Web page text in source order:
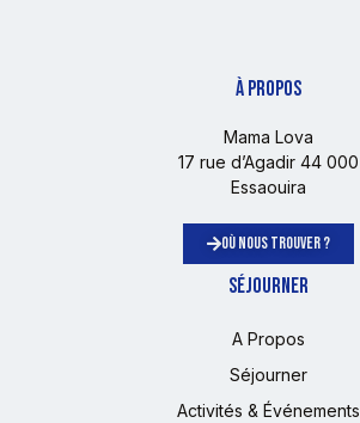
À PROPOS
Mama Lova
17 rue d’Agadir 44 000
Essaouira
OÙ NOUS TROUVER ?
SÉJOURNER
A Propos
Séjourner
Activités & Événements